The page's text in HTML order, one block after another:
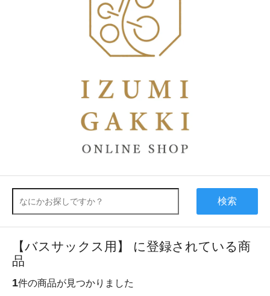
検索
【バスサックス用】 に登録されている商
品
1件の商品が見つかりました